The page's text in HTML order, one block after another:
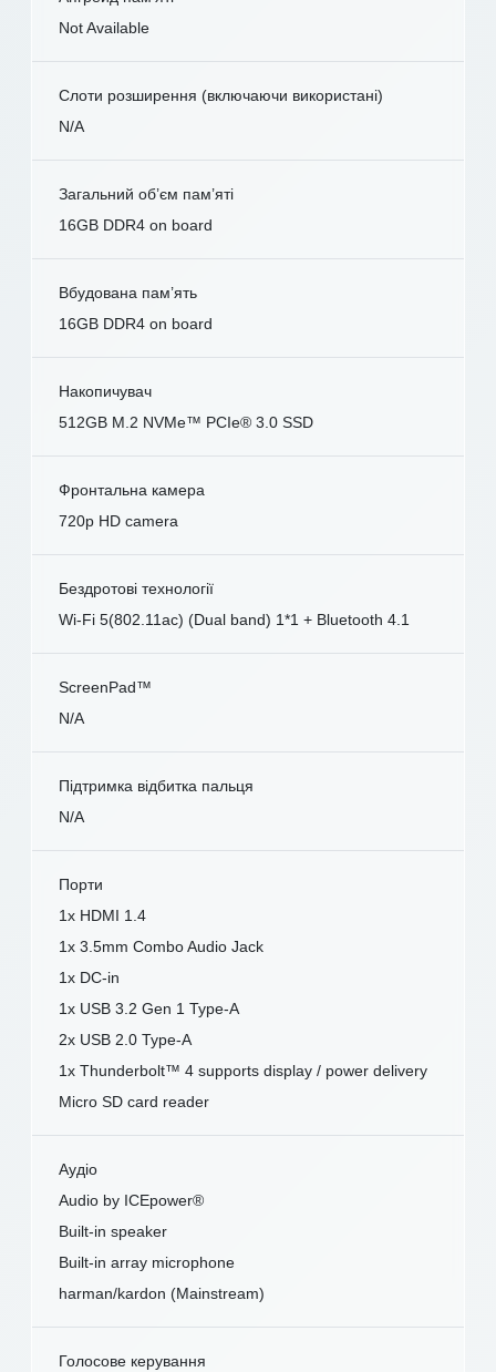
Not Available
Слоти розширення (включаючи використані)
N/A
Загальний об’єм пам’яті
16GB DDR4 on board
Вбудована пам’ять
16GB DDR4 on board
Накопичувач
512GB M.2 NVMe™ PCIe® 3.0 SSD
Фронтальна камера
720p HD camera
Бездротові технології
Wi-Fi 5(802.11ac) (Dual band) 1*1 + Bluetooth 4.1
ScreenPad™
N/A
Підтримка відбитка пальця
N/A
Порти
1x HDMI 1.4
1x 3.5mm Combo Audio Jack
1x DC-in
1x USB 3.2 Gen 1 Type-A
2x USB 2.0 Type-A
1x Thunderbolt™ 4 supports display / power delivery
Micro SD card reader
Аудіо
Audio by ICEpower®
Built-in speaker
Built-in array microphone
harman/kardon (Mainstream)
Голосове керування